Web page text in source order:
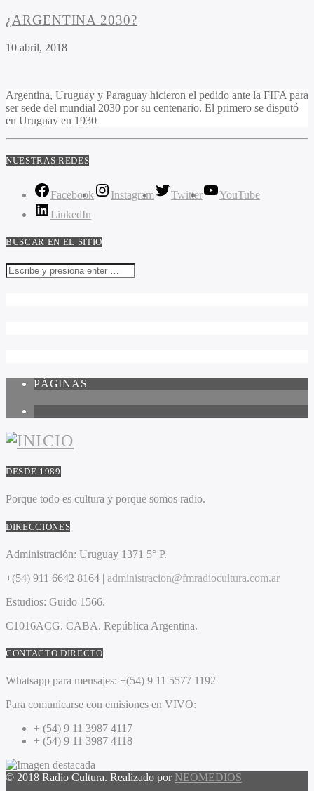
¿ARGENTINA 2030?
10 abril, 2018
Argentina, Uruguay y Paraguay hicieron el pedido ante la FIFA para
ser sede del mundial 2030 por su centenario. El primero se disputó
en Uruguay en 1930
NUESTRAS REDES
Facebook Instagram Twitter
YouTube
LinkedIn
BUSCAR EN EL SITIO
PÁGINAS
DESDE 1989
Porque todo es cultura y porque somos radio.
DIRECCIONES
Administración: Uruguay 1371 5° P.
+(54) 911 6642 8164 | administracion@fmradiocultura.com.ar
Estudios: Guido 1566.
C1016ACG. CABA. República Argentina.
CONTACTO DIRECTO
Whatsapp para mensajes: +(54) 9 11 5577 1192
Para comunicarse con emisiones en VIVO:
+ (54) 9 11 3987 4117
+ (54) 9 11 3987 4118
© 2018 Radio Cultura. Realizado por NEOMEDIOS